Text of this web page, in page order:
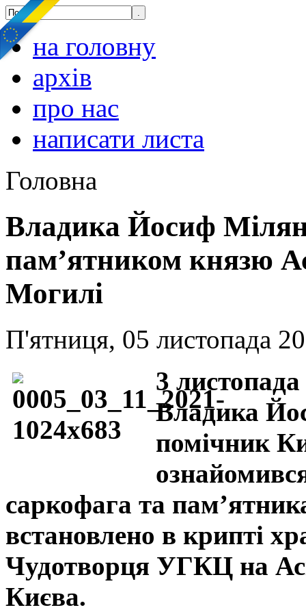
на головну
архів
про нас
написати листа
Головна
Владика Йосиф
пам’ятником князю
Могилі
П'ятниця, 05 листопада
3
Владика
помічник
саркофага та
встановлено в крипті
Чудотворця УГКЦ на
Києва.